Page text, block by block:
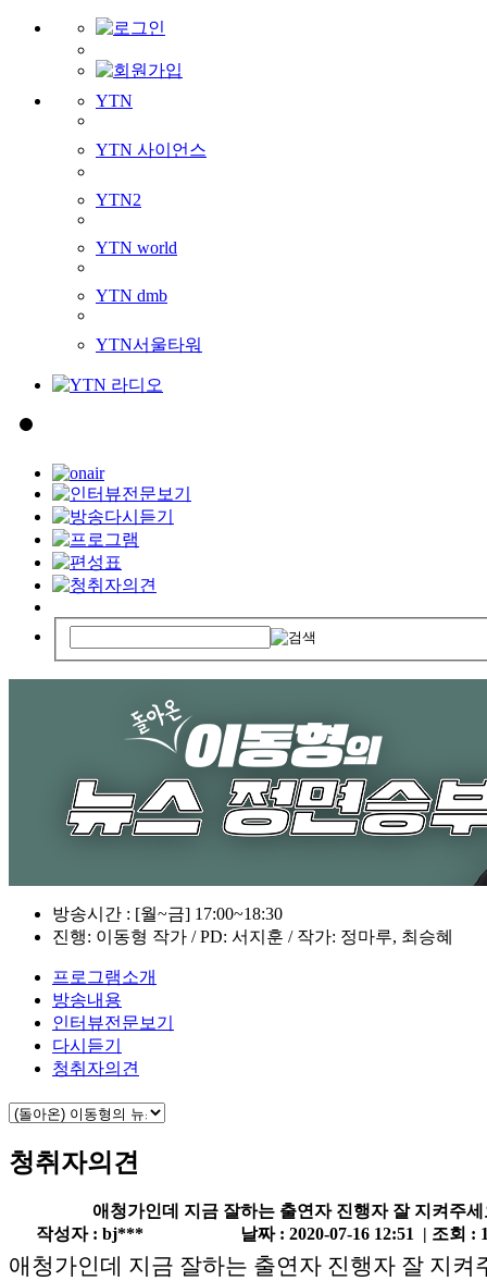
YTN
YTN 사이언스
YTN2
YTN world
YTN dmb
YTN서울타워
방송시간 : [월~금] 17:00~18:30
진행: 이동형 작가 / PD: 서지훈 / 작가: 정마루, 최승혜
프로그램소개
방송내용
인터뷰전문보기
다시듣기
청취자의견
청취자의견
애청가인데 지금 잘하는 출연자 진행자 잘 지켜주세
작성자 : bj***
날짜 : 2020-07-16 12:51 | 조회 :
애청가인데 지금 잘하는 출연자 진행자 잘 지켜